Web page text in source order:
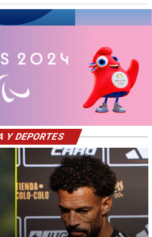
Y DEPORTES